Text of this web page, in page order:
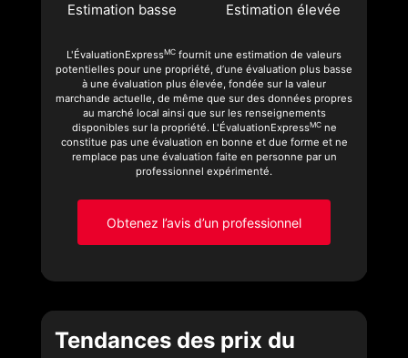
Estimation basse
Estimation élevée
L'ÉvaluationExpressMC fournit une estimation de valeurs
potentielles pour une propriété, d’une évaluation plus basse
à une évaluation plus élevée, fondée sur la valeur
marchande actuelle, de même que sur des données propres
au marché local ainsi que sur les renseignements
disponibles sur la propriété. L'ÉvaluationExpressMCne
constitue pas une évaluation en bonne et due forme et ne
remplace pas une évaluation faite en personne par un
professionnel expérimenté.
Obtenez l’avis d’un professionnel
Tendances des prix du